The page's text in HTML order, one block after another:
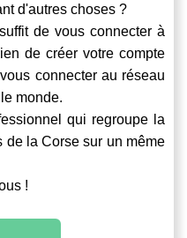
d'autres choses ?
de vous connecter à
de créer votre compte
connecter au réseau
monde.
qui regroupe la
de la Corse sur un même
!